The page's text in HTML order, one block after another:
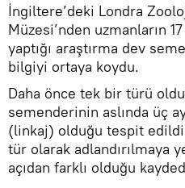
İngiltere’deki Londra
Müzesi’nden uzmanların
yaptığı araştırma dev
bilgiyi ortaya koydu.
Daha önce tek bir türü
semenderinin aslında üç
(linkaj) olduğu tespit
tür olarak adlandırılmaya
açıdan farklı olduğu